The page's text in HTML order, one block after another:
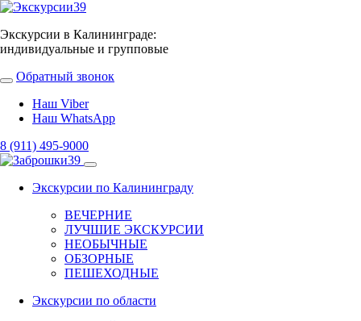
Экскурсии в Калининграде:
индивидуальные и групповые
Обратный звонок
Наш Viber
Наш WhatsApp
8 (911) 495-9000
Экскурсии по Калининграду
ВЕЧЕРНИЕ
ЛУЧШИЕ ЭКСКУРСИИ
НЕОБЫЧНЫЕ
ОБЗОРНЫЕ
ПЕШЕХОДНЫЕ
Экскурсии по области